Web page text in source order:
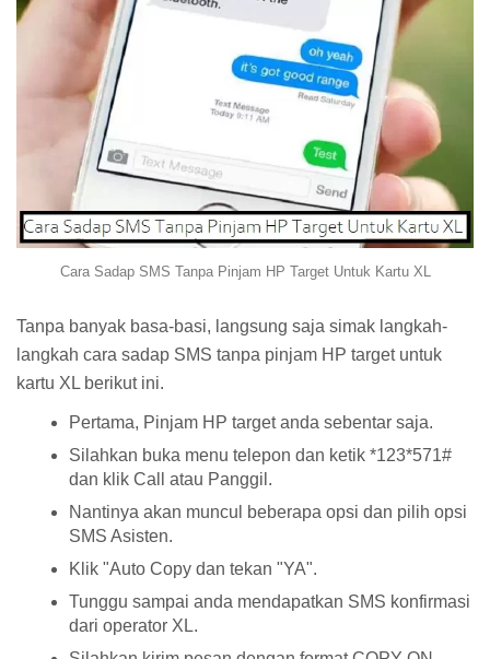
Cara Sadap SMS Tanpa Pinjam HP Target Untuk Kartu XL
Tanpa banyak basa-basi, langsung saja simak langkah-
langkah cara sadap SMS tanpa pinjam HP target untuk
kartu XL berikut ini.
Pertama, Pinjam HP target anda sebentar saja.
Silahkan buka menu telepon dan ketik *123*571#
dan klik Call atau Panggil.
Nantinya akan muncul beberapa opsi dan pilih opsi
SMS Asisten.
Klik "Auto Copy dan tekan "YA".
Tunggu sampai anda mendapatkan SMS konfirmasi
dari operator XL.